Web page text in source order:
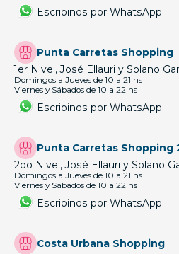
Escribinos por WhatsApp
Punta Carretas Shopping
1er Nivel, José Ellauri y Solano
Domingos a Jueves de 10 a 21 hs
Viernes y Sábados de 10 a 22 hs
Escribinos por WhatsApp
Punta Carretas Shopping
2do Nivel, José Ellauri y Solano
Domingos a Jueves de 10 a 21 hs
Viernes y Sábados de 10 a 22 hs
Escribinos por WhatsApp
Costa Urbana Shopping